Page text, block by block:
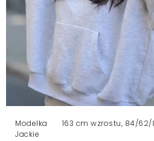
Modelka
Jackie
163 cm wzrostu, 84/62/